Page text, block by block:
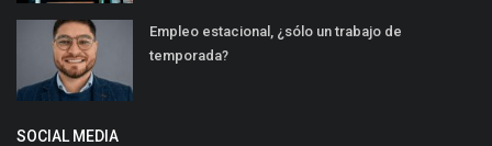
Empleo estacional, ¿sólo un trabajo de
temporada?
SOCIAL MEDIA